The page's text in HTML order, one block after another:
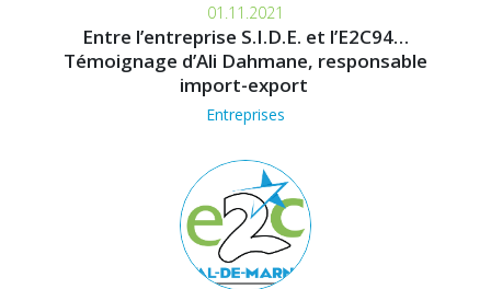
01.11.2021
Entre l’entreprise S.I.D.E. et l’E2C94…
Témoignage d’Ali Dahmane, responsable
import-export
Entreprises